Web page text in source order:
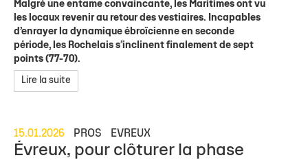
Malgré une entame convaincante, les Maritimes ont vu
les locaux revenir au retour des vestiaires. Incapables
d’enrayer la dynamique ébroïcienne en seconde
période, les Rochelais s’inclinent finalement de sept
points (77-70).
Lire la suite
15.01.2026 PROS EVREUX
Évreux, pour clôturer la phase